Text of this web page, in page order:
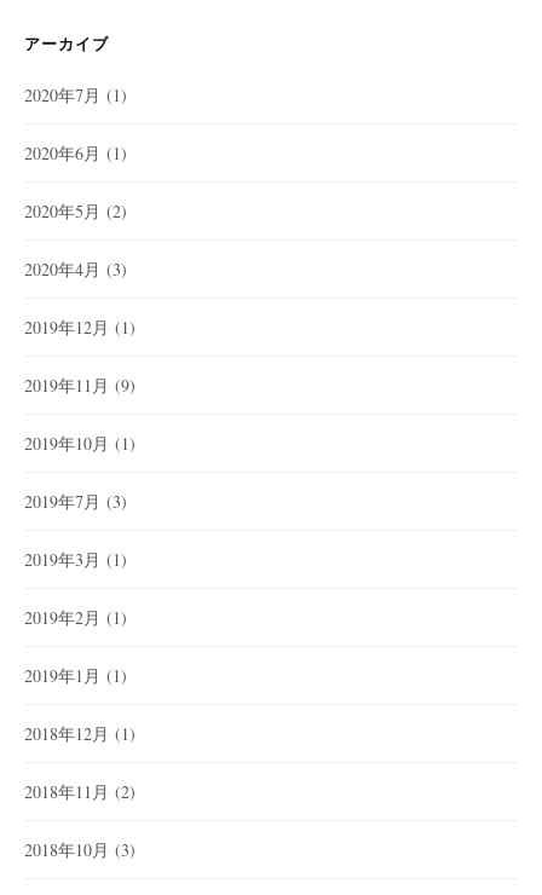
アーカイブ
2020年7月 (1)
2020年6月 (1)
2020年5月 (2)
2020年4月 (3)
2019年12月 (1)
2019年11月 (9)
2019年10月 (1)
2019年7月 (3)
2019年3月 (1)
2019年2月 (1)
2019年1月 (1)
2018年12月 (1)
2018年11月 (2)
2018年10月 (3)